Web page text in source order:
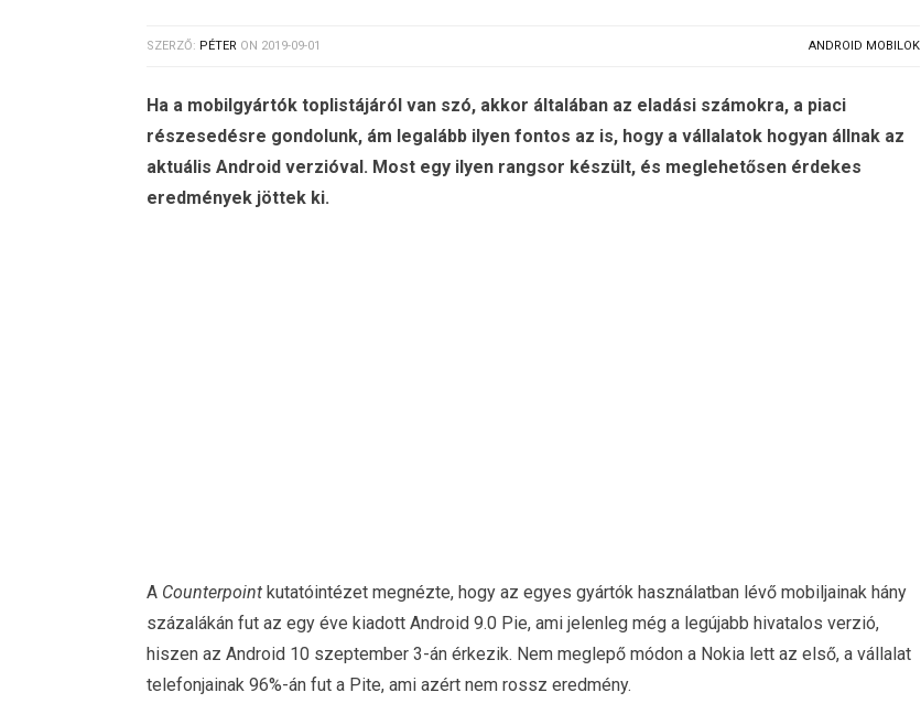
SZERZŐ: PÉTER ON 2019-09-01 ANDROID MOBILOK
Ha a mobilgyártók toplistájáról van szó, akkor általában az eladási számokra, a piaci
részesedésre gondolunk, ám legalább ilyen fontos az is, hogy a vállalatok hogyan állnak az
aktuális Android verzióval. Most egy ilyen rangsor készült, és meglehetősen érdekes
eredmények jöttek ki.
A Counterpoint kutatóintézet megnézte, hogy az egyes gyártók használatban lévő mobiljainak hány
százalákán fut az egy éve kiadott Android 9.0 Pie, ami jelenleg még a legújabb hivatalos verzió,
hiszen az Android 10 szeptember 3-án érkezik. Nem meglepő módon a Nokia lett az első, a vállalat
telefonjainak 96%-án fut a Pite, ami azért nem rossz eredmény.